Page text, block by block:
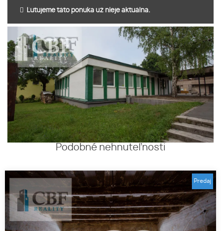
Ľutujeme táto ponuka už nieje aktuálna.
Podobné nehnuteľnosti
Predaj